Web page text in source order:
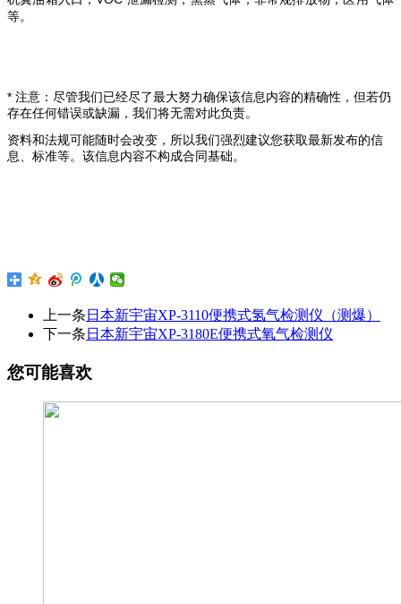
等。
* 注意：尽管我们已经尽了最大努力确保该信息内容的精确性，但若仍
存在任何错误或缺漏，我们将无需对此负责。
资料和法规可能随时会改变，所以我们强烈建议您获取最新发布的信
息、标准等。该信息内容不构成合同基础。
上一条 日本新宇宙XP-3110便携式氢气检测仪（测爆）
下一条 日本新宇宙XP-3180E便携式氧气检测仪
您可能喜欢